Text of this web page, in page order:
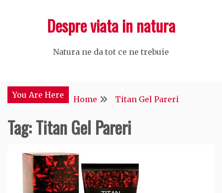
Despre viata in natura
Natura ne da tot ce ne trebuie
You Are Here Home Titan Gel Pareri
Tag:Titan Gel Pareri